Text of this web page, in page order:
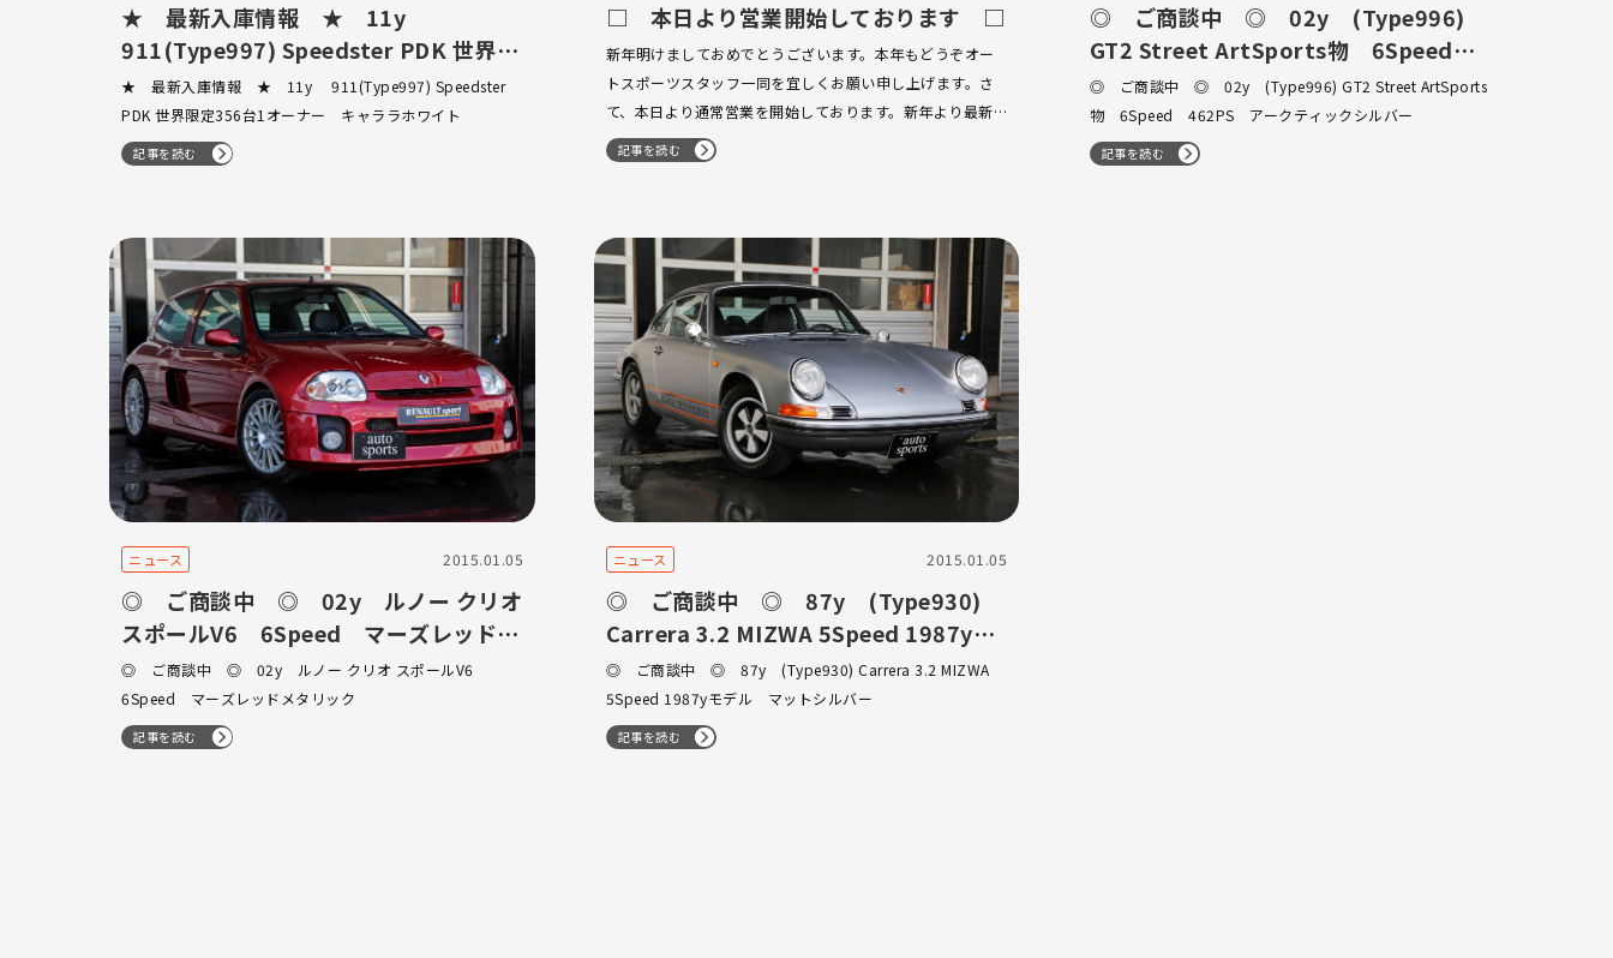
★ 最新入庫情報 ★ 11y
911(Type997) Speedster PDK 世界限
定356台1オーナー キャララホワイト
★ 最新入庫情報 ★ 11y 911(Type997) Speedster
PDK 世界限定356台1オーナー キャララホワイト
記事を読む
□ 本日より営業開始しております □
新年明けましておめでとうございます。本年もどうぞオー
トスポーツスタッフ一同を宜しくお願い申し上げます。さ
て、本日より通常営業を開始しております。新年より最新
入庫など続々と入庫しておりますので順番に更新していき
たいと思います。まだまだ寒い日が続きますが、体調管理
記事を読む
◎ ご商談中 ◎ 02y (Type996)
GT2 Street ArtSports物 6Speed
462PS アークティックシルバー
◎ ご商談中 ◎ 02y (Type996) GT2 Street ArtSports
物 6Speed 462PS アークティックシルバー
記事を読む
ニュース 2015.01.05
◎ ご商談中 ◎ 02y ルノー クリオ
スポールV6 6Speed マーズレッドメ
タリック
◎ ご商談中 ◎ 02y ルノー クリオ スポールV6
6Speed マーズレッドメタリック
記事を読む
ニュース 2015.01.05
◎ ご商談中 ◎ 87y (Type930)
Carrera 3.2 MIZWA 5Speed 1987yモ
デル マットシルバー
◎ ご商談中 ◎ 87y (Type930) Carrera 3.2 MIZWA
5Speed 1987yモデル マットシルバー
記事を読む